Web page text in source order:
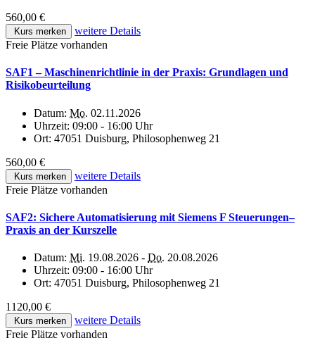
560,00 €
Kurs merken
weitere Details
Freie Plätze vorhanden
SAF1 – Maschinenrichtlinie in der Praxis: Grundlagen und
Risikobeurteilung
Datum: Mo. 02.11.2026
Uhrzeit: 09:00 - 16:00 Uhr
Ort: 47051 Duisburg, Philosophenweg 21
560,00 €
Kurs merken
weitere Details
Freie Plätze vorhanden
SAF2: Sichere Automatisierung mit Siemens F Steuerungen–
Praxis an der Kurszelle
Datum: Mi. 19.08.2026 - Do. 20.08.2026
Uhrzeit: 09:00 - 16:00 Uhr
Ort: 47051 Duisburg, Philosophenweg 21
1120,00 €
Kurs merken
weitere Details
Freie Plätze vorhanden